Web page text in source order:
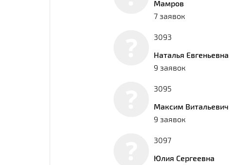
Мамров
7 заявок
3093
Наталья Евгеньевна
9 заявок
3095
Максим Витальевич
9 заявок
3097
Юлия Сергеевна